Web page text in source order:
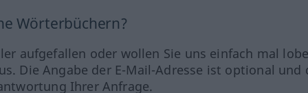
Wörterbüchern?
aufgefallen oder wollen Sie uns einfach mal
Die Angabe der E-Mail-Adresse ist optional und
Ihrer Anfrage.